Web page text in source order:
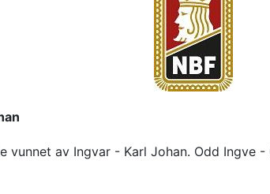
vunnet av Ingvar - Karl Johan. Odd Ingve